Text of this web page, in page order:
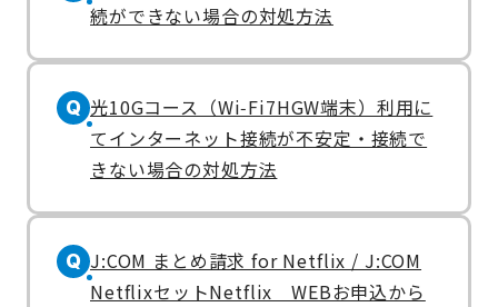
続ができない場合の対処方法
Q 光10Gコース（Wi‑Fi7HGW端末）利用に
てインターネット接続が不安定・接続で
きない場合の対処方法
Q J:COM まとめ請求 for Netflix / J:COM
NetflixセットNetflix WEBお申込から